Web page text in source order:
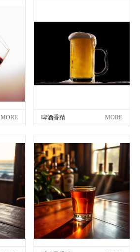
MORE 啤酒香精 MORE